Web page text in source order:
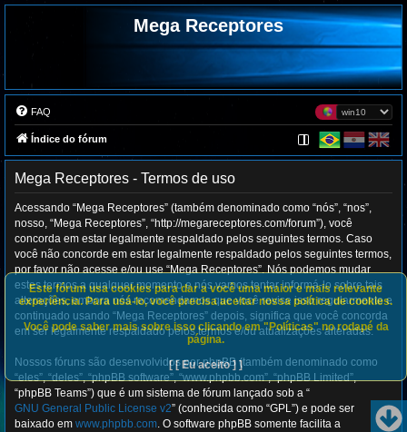
Mega Receptores
FAQ
Índice do fórum
Mega Receptores - Termos de uso
Acessando “Mega Receptores” (também denominado como “nós”, “nos”,
nosso, “Mega Receptores”, “http://megareceptores.com/forum”), você
concorda em estar legalmente respaldado pelos seguintes termos. Caso
você não concorde em estar legalmente respaldado pelos seguintes termos,
por favor não acesse e/ou use “Mega Receptores”. Nós podemos mudar
estes termos a qualquer momento e nós vamos tentar informá-lo sobre tais
alterações, embora nós recomendamos que você revise isso regularmente e
continuado usando “Mega Receptores” depois, significa que você concorda
em ser legalmente respaldado pelos termos e/ou atualizações alteradas.
Nossos fóruns são desenvolvidos por phpBB (também denominado como
“eles”, “deles”, “phpBB software”, “www.phpbb.com”, “phpBB Limited”,
“phpBB Teams”) que é um sistema de fórum lançado sob a “
GNU General Public License v2” (conhecida como “GPL”) e pode ser
baixado em www.phpbb.com. O software phpBB somente facilita a
Este fórum usa cookies para dar a você uma maior e mais relevante
experiência. Para usá-lo, você precisa aceitar nossa política de cookies.
Você pode saber mais sobre isso clicando em "Políticas" no rodapé da
página.
[ [ Eu aceito ] ]